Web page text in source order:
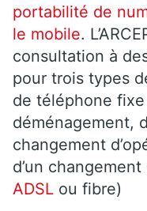
portabilité de
le mobile.
consultation à
pour trois types
de téléphone fixe
déménagement,
changement
d’un
ADSL ou fibre)